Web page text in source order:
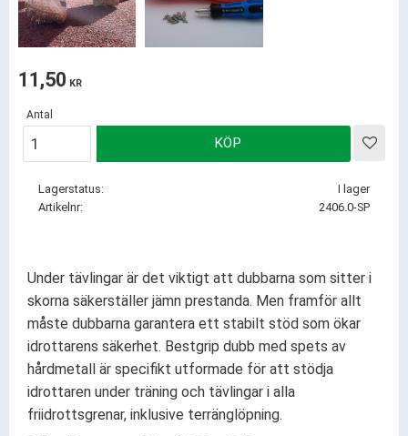
11,50 KR
Antal
KÖP
Lagerstatus
I lager
Artikelnr
2406.0-SP
Under tävlingar är det viktigt att dubbarna som sitter i
skorna säkerställer jämn prestanda. Men framför allt
måste dubbarna garantera ett stabilt stöd som ökar
idrottarens säkerhet. Bestgrip dubb med spets av
hårdmetall är specifikt utformade för att stödja
idrottaren under träning och tävlingar i alla
friidrottsgrenar, inklusive terränglöpning.